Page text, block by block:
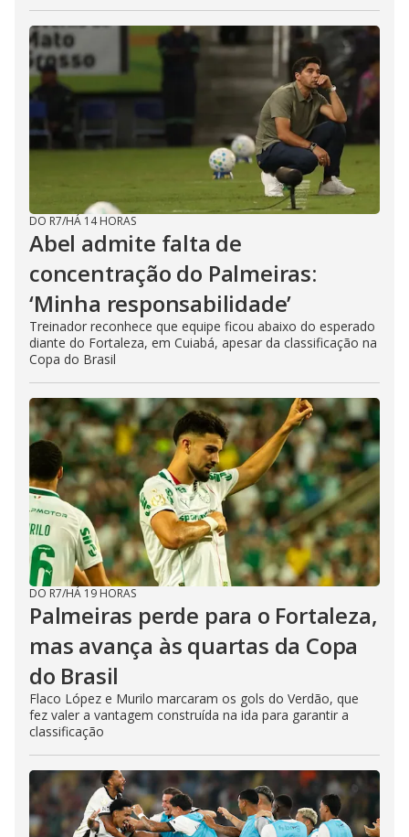
DO R7/HÁ 14 HORAS
Abel admite falta de
concentração do Palmeiras:
‘Minha responsabilidade’
Treinador reconhece que equipe ficou abaixo do esperado
diante do Fortaleza, em Cuiabá, apesar da classificação na
Copa do Brasil
DO R7/HÁ 19 HORAS
Palmeiras perde para o Fortaleza,
mas avança às quartas da Copa
do Brasil
Flaco López e Murilo marcaram os gols do Verdão, que
fez valer a vantagem construída na ida para garantir a
classificação